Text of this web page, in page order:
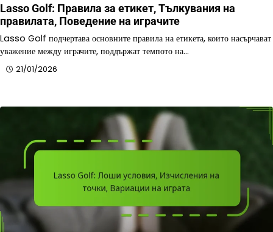
Lasso Golf: Правила за етикет, Тълкувания на
правилата, Поведение на играчите
Lasso Golf подчертава основните правила на етикета, които насърчават
уважение между играчите, поддържат темпото на…
21/01/2026